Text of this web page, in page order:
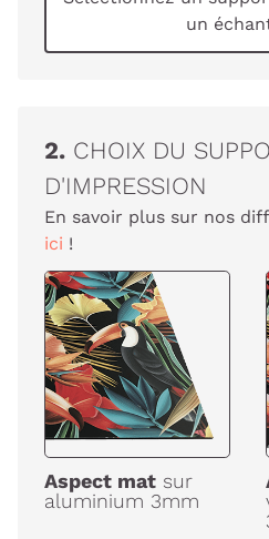
un
2. CHOIX DU
D'IMPRESSION
En savoir plus sur nos
ici !
Aspect mat sur
aluminium 3mm